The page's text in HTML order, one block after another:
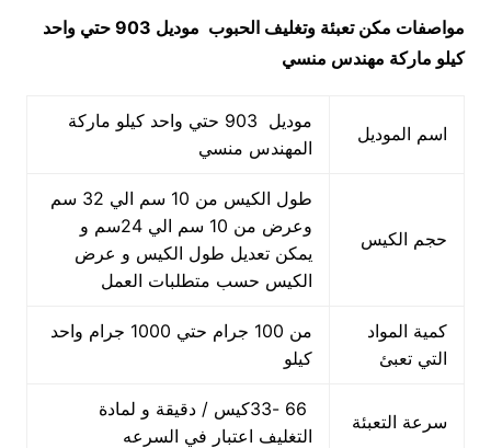
مواصفات مكن تعبئة وتغليف الحبوب
موديل 903 حتي واحد
كيلو ماركة مهندس منسي
اسم الموديل
موديل 903 حتي واحد كيلو ماركة
المهندس منسي
حجم الكيس
طول الكيس من 10 سم الي 32 سم
وعرض من 10 سم الي 24سم و
يمكن تعديل طول الكيس و عرض
الكيس حسب متطلبات العمل
كمية المواد
التي تعبئ
من 100 جرام حتي 1000 جرام واحد
كيلو
سرعة التعبئة
66 -33كيس / دقيقة و لمادة
التغليف اعتبار في السرعه